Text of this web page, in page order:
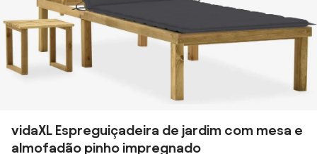
vidaXL Espreguiçadeira de jardim com mesa e
almofadão pinho impregnado